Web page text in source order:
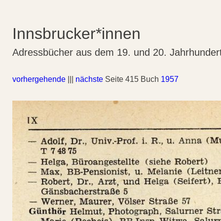
Innsbrucker*innen
Adressbücher aus dem 19. und 20.
vorhergehende nächste Seite 415 Buch 1957